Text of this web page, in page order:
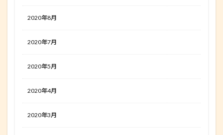
2020年8月
2020年7月
2020年5月
2020年4月
2020年3月